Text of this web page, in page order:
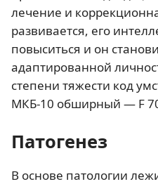
лечение и
развивается, его
повыситься и он
адаптированной
степени тяжести код
МКБ-10 обширный — F
Патогенез
В основе патологии